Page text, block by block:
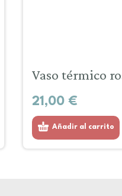
Vaso térmico
21,00 €
Añadir al carrito